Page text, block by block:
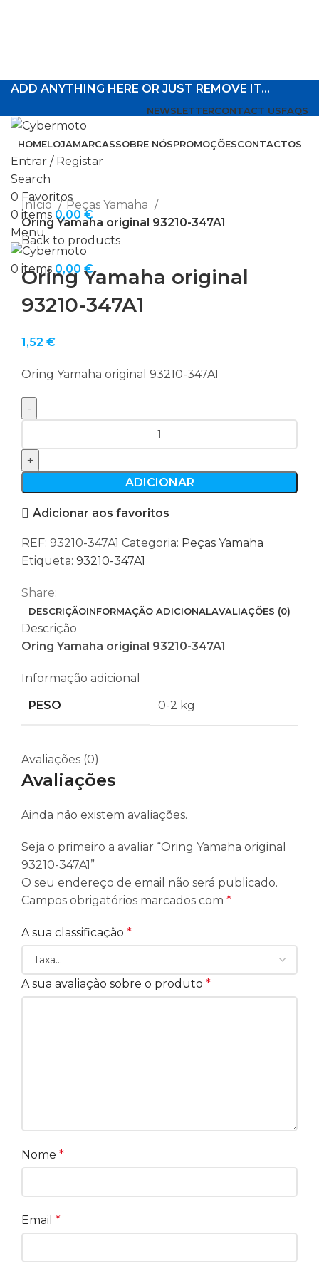
ADD ANYTHING HERE OR JUST REMOVE IT…
NEWSLETTERCONTACT USFAQS
HOMELOJAMARCASSOBRE NÓSPROMOÇÕESCONTACTOS
Entrar / Registar
Search
0 Favoritos
0 items 0,00 €
Menu
0 items 0,00€
Click to enlarge
Início
Peças Yamaha
Oring Yamaha original 93210-347A1
Back to products
Oring Yamaha original
93210-347A1
1,52 €
Oring Yamaha original 93210-347A1
de
Oring
93210-
ADICIONAR
Adicionar aos favoritos
REF: 93210-347A1 Categoria: Peças Yamaha
Etiqueta: 93210-347A1
Share:
DESCRIÇÃOINFORMAÇÃO ADICIONALAVALIAÇÕES (0)
Descrição
Oring Yamaha original 93210-347A1
Informação adicional
PESO
0-2 kg
Avaliações (0)
Avaliações
Ainda não existem avaliações.
Seja o primeiro a avaliar “Oring Yamaha original
93210-347A1”
O seu endereço de email não será publicado.
Campos obrigatórios marcados com *
A sua classificação *
A sua avaliação sobre o produto *
Nome *
Email *